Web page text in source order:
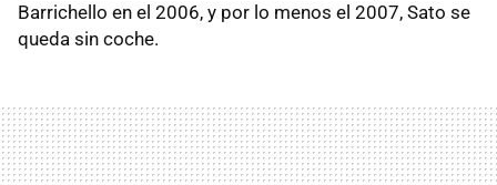
Barrichello en el 2006, y por lo menos el 2007, Sato se
queda sin coche.